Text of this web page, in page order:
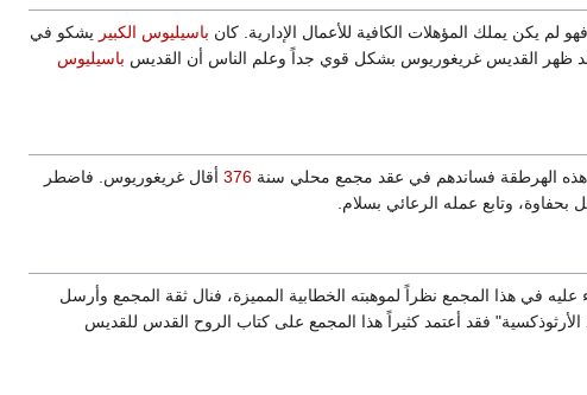
يكن يملك المؤهلات الكافية للأعمال الإدارية. كان باسيليوس الكبير يشكو في
ظهر القديس غريغوريوس بشكل قوي جداً وعلم الناس أن القديس باسيليوس
هذه الهرطقة فساندهم في عقد مجمع محلي سنة 376 أقال غريغوريوس. فاضطر
وتابع عمله الرعائي بسلام.
عليه في هذا المجمع نظراً لموهبته الخطابية المميزة، فنال ثقة المجمع وأرسل
الأرثوذكسية" فقد أعتمد كثيراً هذا المجمع على كتاب الروح القدس للقديس